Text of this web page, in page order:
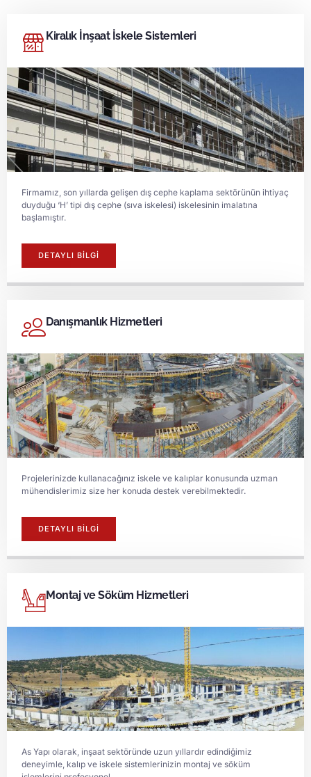
Kiralık İnşaat İskele Sistemleri
Firmamız, son yıllarda gelişen dış cephe kaplama sektörünün ihtiyaç
duyduğu ‘H’ tipi dış cephe (sıva iskelesi) iskelesinin imalatına
başlamıştır.
DETAYLI BİLGİ
Danışmanlık Hizmetleri
Projelerinizde kullanacağınız iskele ve kalıplar konusunda uzman
mühendislerimiz size her konuda destek verebilmektedir.
DETAYLI BİLGİ
Montaj ve Söküm Hizmetleri
As Yapı olarak, inşaat sektöründe uzun yıllardır edindiğimiz
deneyimle, kalıp ve iskele sistemlerinizin montaj ve söküm